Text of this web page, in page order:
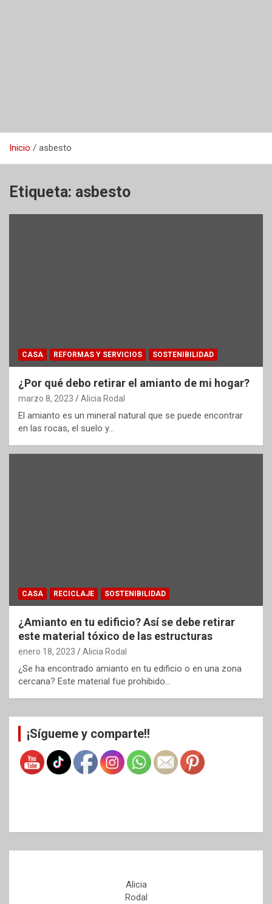
Inicio asbesto
Etiqueta: asbesto
CASA REFORMAS Y SERVICIOS SOSTENIBILIDAD
¿Por qué debo retirar el amianto de mi hogar?
marzo 8, 2023 Alicia Rodal
El amianto es un mineral natural que se puede encontrar
en las rocas, el suelo y…
CASA RECICLAJE SOSTENIBILIDAD
¿Amianto en tu edificio? Así se debe retirar
este material tóxico de las estructuras
enero 18, 2023 Alicia Rodal
¿Se ha encontrado amianto en tu edificio o en una zona
cercana? Este material fue prohibido…
¡Sígueme y comparte!!
Alicia
Rodal